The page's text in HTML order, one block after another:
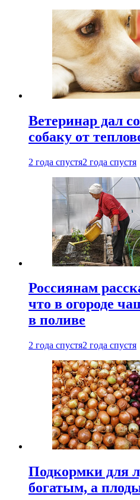
Ветеринар дал
собаку от
2 года спустя2 года спустя
Россиянам
что в огороде
в поливе
2 года спустя2 года спустя
Подкормки для
богатым, а